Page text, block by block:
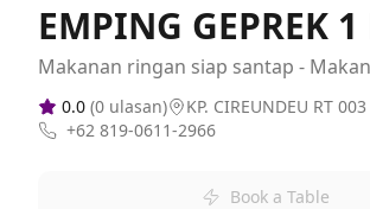
EMPING GEPREK
Makanan ringan siap santap -
0.0 (0 ulasan)
KP. CIREUNDEU RT
+62 819-0611-2966
Book a Table